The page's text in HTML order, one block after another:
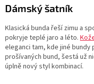
Dámský šatník
Klasická bunda řeší zimu a
pokryje teplé jaro a léto.
eleganci tam, kde jiné
prošívaných bund, šestá už
úplně nový styl kombinací.